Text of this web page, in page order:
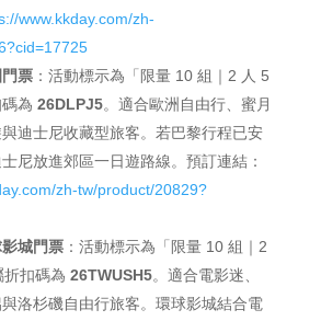
www.kkday.com/zh-
票：活動標示為「限量 10 組｜2 人 5
為 26DLPJ5。適合歐洲自由行、蜜月
迪士尼收藏型旅客。若巴黎行程已安
尼放進郊區一日遊路線。預訂連結：
zh-tw/product/20829?
城門票：活動標示為「限量 10 組｜2
扣碼為 26TWUSH5。適合電影迷、
洛杉磯自由行旅客。環球影城結合電